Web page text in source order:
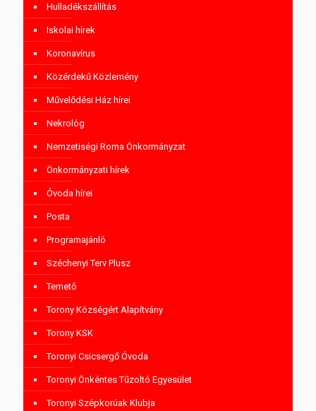
Hulladékszállítás
Iskolai hírek
Koronavírus
Közérdekű Közlemény
Művelődési Ház hírei
Nekrológ
Nemzetiségi Roma Önkormányzat
Önkormányzati hírek
Óvoda hírei
Posta
Programajánló
Széchenyi Terv Plusz
Temető
Torony Községért Alapítvány
Torony KSK
Toronyi Csicsergő Óvoda
Toronyi Önkéntes Tűzoltó Egyesület
Toronyi Szépkorúak Klubja